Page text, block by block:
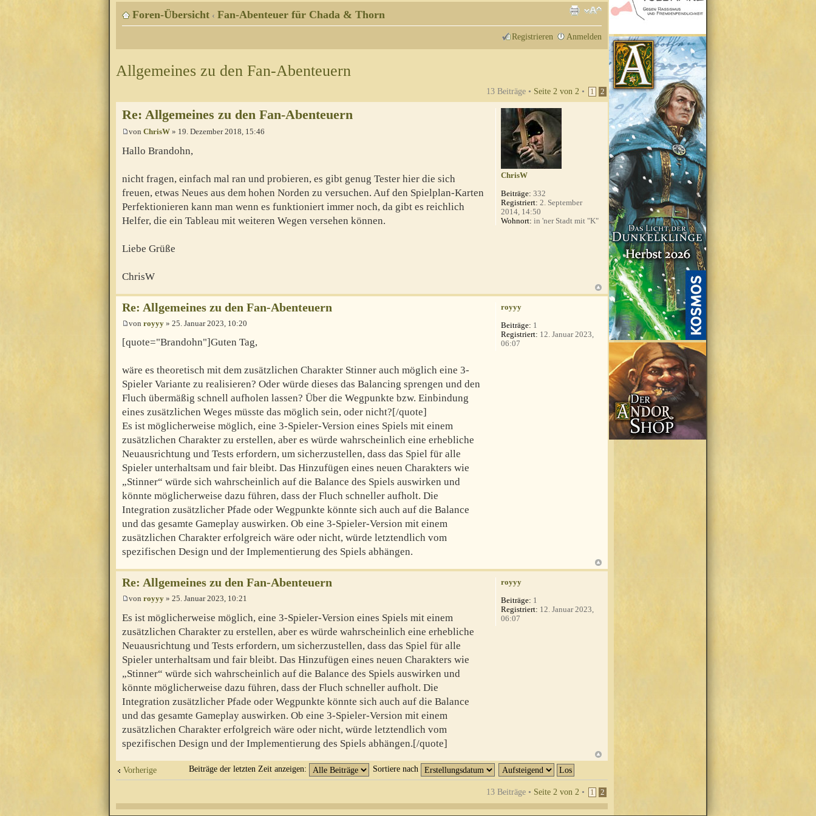
Foren-Übersicht ‹ Fan-Abenteuer für Chada & Thorn
Registrieren Anmelden
Allgemeines zu den Fan-Abenteuern
13 Beiträge • Seite 2 von 2 • 1 2
Re: Allgemeines zu den Fan-Abenteuern
von ChrisW » 19. Dezember 2018, 15:46
Hallo Brandohn,
nicht fragen, einfach mal ran und probieren, es gibt genug Tester hier die sich
freuen, etwas Neues aus dem hohen Norden zu versuchen. Auf den Spielplan-Karten
Perfektionieren kann man wenn es funktioniert immer noch, da gibt es reichlich
Helfer, die ein Tableau mit weiteren Wegen versehen können.
Liebe Grüße
ChrisW
ChrisW
Beiträge: 332
Registriert: 2. September
2014, 14:50
Wohnort: in 'ner Stadt mit "K"
Re: Allgemeines zu den Fan-Abenteuern
von royyy » 25. Januar 2023, 10:20
[quote="Brandohn"]Guten Tag,
wäre es theoretisch mit dem zusätzlichen Charakter Stinner auch möglich eine 3-
Spieler Variante zu realisieren? Oder würde dieses das Balancing sprengen und den
Fluch übermäßig schnell aufholen lassen? Über die Wegpunkte bzw. Einbindung
eines zusätzlichen Weges müsste das möglich sein, oder nicht?[/quote]
Es ist möglicherweise möglich, eine 3-Spieler-Version eines Spiels mit einem
zusätzlichen Charakter zu erstellen, aber es würde wahrscheinlich eine erhebliche
Neuausrichtung und Tests erfordern, um sicherzustellen, dass das Spiel für alle
Spieler unterhaltsam und fair bleibt. Das Hinzufügen eines neuen Charakters wie
„Stinner“ würde sich wahrscheinlich auf die Balance des Spiels auswirken und
könnte möglicherweise dazu führen, dass der Fluch schneller aufholt. Die
Integration zusätzlicher Pfade oder Wegpunkte könnte sich auch auf die Balance
und das gesamte Gameplay auswirken. Ob eine 3-Spieler-Version mit einem
zusätzlichen Charakter erfolgreich wäre oder nicht, würde letztendlich vom
spezifischen Design und der Implementierung des Spiels abhängen.
royyy
Beiträge: 1
Registriert: 12. Januar 2023,
06:07
Re: Allgemeines zu den Fan-Abenteuern
von royyy » 25. Januar 2023, 10:21
Es ist möglicherweise möglich, eine 3-Spieler-Version eines Spiels mit einem
zusätzlichen Charakter zu erstellen, aber es würde wahrscheinlich eine erhebliche
Neuausrichtung und Tests erfordern, um sicherzustellen, dass das Spiel für alle
Spieler unterhaltsam und fair bleibt. Das Hinzufügen eines neuen Charakters wie
„Stinner“ würde sich wahrscheinlich auf die Balance des Spiels auswirken und
könnte möglicherweise dazu führen, dass der Fluch schneller aufholt. Die
Integration zusätzlicher Pfade oder Wegpunkte könnte sich auch auf die Balance
und das gesamte Gameplay auswirken. Ob eine 3-Spieler-Version mit einem
zusätzlichen Charakter erfolgreich wäre oder nicht, würde letztendlich vom
spezifischen Design und der Implementierung des Spiels abhängen.[/quote]
royyy
Beiträge: 1
Registriert: 12. Januar 2023,
06:07
Vorherige Beiträge der letzten Zeit anzeigen: Sortiere nach
13 Beiträge • Seite 2 von 2 • 1 2